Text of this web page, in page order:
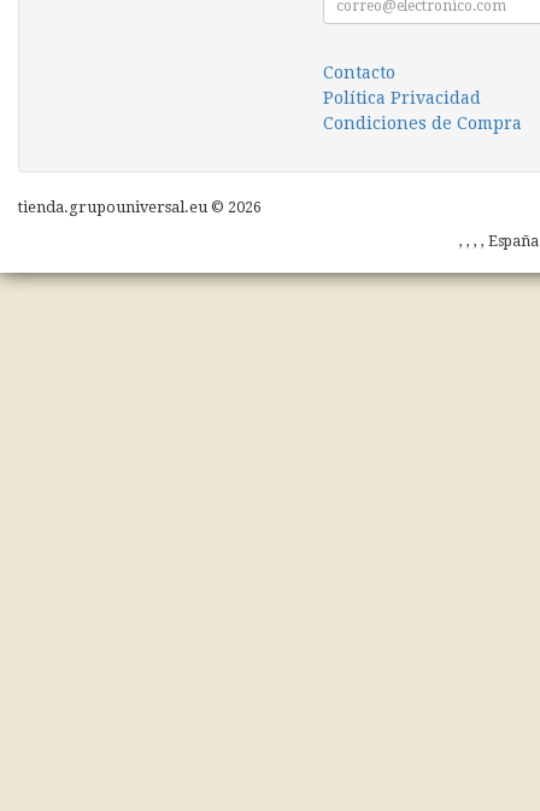
Contacto
Política Privacidad
Condiciones de Compra
tienda.grupouniversal.eu © 2026
, , , ,